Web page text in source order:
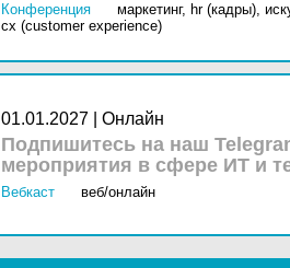
Конференция маркетинг, hr (кадры),
cx (customer experience)
01.01.2027 | Онлайн
Подпишитесь на наш
мероприятия в сфере ИТ и
Вебкаст веб/онлайн